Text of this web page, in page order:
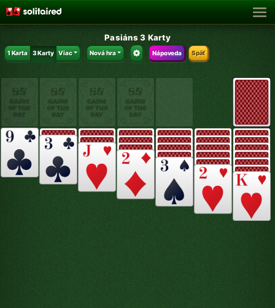
Pasiáns 3 Karty
1 Karta 3 Karty Viac Nová hra Nápoveda Späť